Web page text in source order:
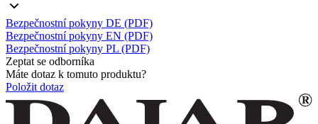
Bezpečnostní pokyny DE (PDF)
Bezpečnostní pokyny EN (PDF)
Bezpečnostní pokyny PL (PDF)
Zeptat se odborníka
Máte dotaz k tomuto produktu?
Položit dotaz